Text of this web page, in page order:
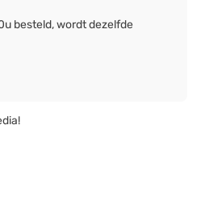
besteld, wordt dezelfde